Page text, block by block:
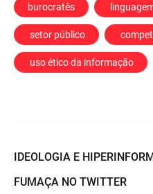
burocratês
setor público
uso ético da informação
IDEOLOGIA E
FUMAÇA NO TWITTER